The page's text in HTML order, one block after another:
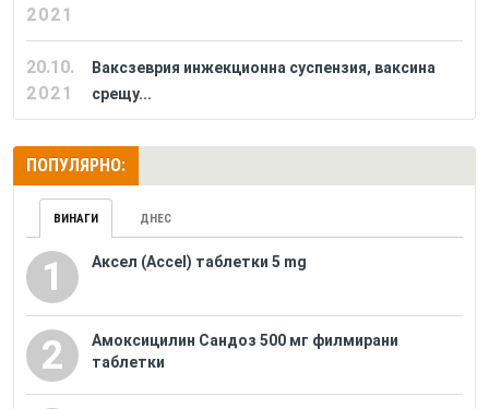
2021
20.10.
2021
Ваксзеврия инжекционна суспензия, ваксина
срещу...
ПОПУЛЯРНО:
ВИНАГИ ДНЕС
1 Аксел (Accel) таблетки 5 mg
2
Амоксицилин Сандоз 500 мг филмирани
таблетки